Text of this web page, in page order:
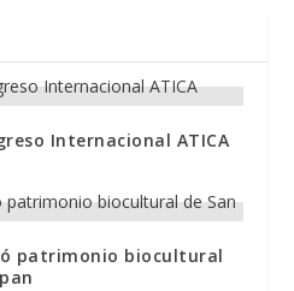
Internacional ATICA
patrimonio biocultural